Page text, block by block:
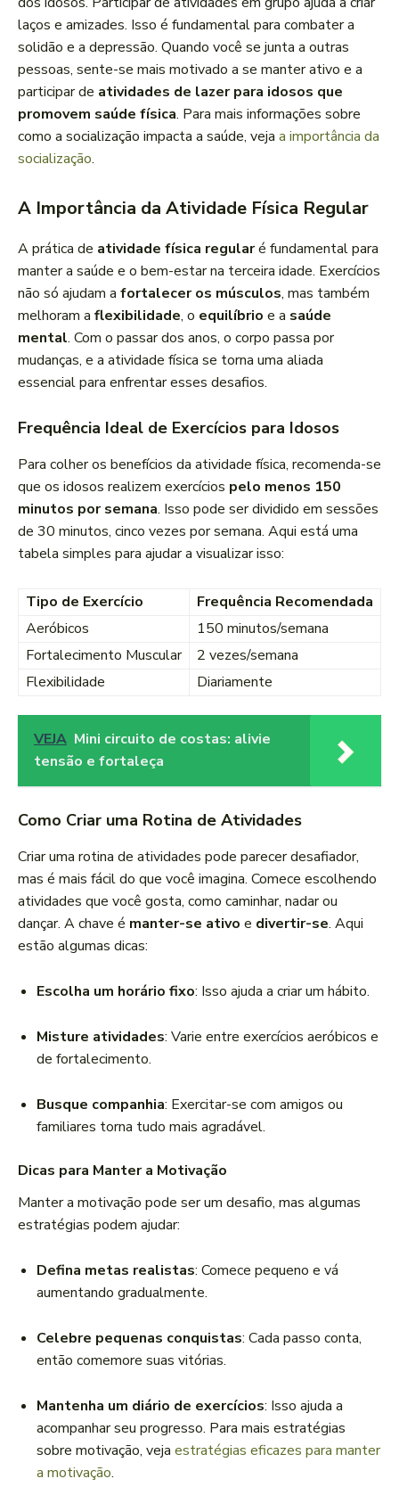
laços e amizades. Isso é fundamental para combater a
solidão e a depressão. Quando você se junta a outras
pessoas, sente-se mais motivado a se manter ativo e a
participar de atividades de lazer para idosos que
promovem saúde física. Para mais informações sobre
como a socialização impacta a saúde, veja a importância da
socialização.
A Importância da Atividade Física Regular
A prática de atividade física regularé fundamental para
manter a saúde e o bem-estar na terceira idade. Exercícios
não só ajudam a fortalecer os músculos, mas também
melhoram a flexibilidade, o equilíbrio e a saúde
mental. Com o passar dos anos, o corpo passa por
mudanças, e a atividade física se torna uma aliada
essencial para enfrentar esses desafios.
Frequência Ideal de Exercícios para Idosos
Para colher os benefícios da atividade física, recomenda-se
que os idosos realizem exercícios pelo menos 150
minutos por semana. Isso pode ser dividido em sessões
de 30 minutos, cinco vezes por semana. Aqui está uma
tabela simples para ajudar a visualizar isso:
Tipo de Exercício
Frequência Recomendada
Aeróbicos
150 minutos/semana
Fortalecimento Muscular
2 vezes/semana
Flexibilidade
Diariamente
VEJA Mini circuito de costas: alivie
tensão e fortaleça
Como Criar uma Rotina de Atividades
Criar uma rotina de atividades pode parecer desafiador,
mas é mais fácil do que você imagina. Comece escolhendo
atividades que você gosta, como caminhar, nadar ou
dançar. A chave é manter-se ativo e divertir-se. Aqui
estão algumas dicas:
Escolha um horário fixo: Isso ajuda a criar um hábito.
Misture atividades: Varie entre exercícios aeróbicos e
de fortalecimento.
Busque companhia: Exercitar-se com amigos ou
familiares torna tudo mais agradável.
Dicas para Manter a Motivação
Manter a motivação pode ser um desafio, mas algumas
estratégias podem ajudar:
Defina metas realistas: Comece pequeno e vá
aumentando gradualmente.
Celebre pequenas conquistas: Cada passo conta,
então comemore suas vitórias.
Mantenha um diário de exercícios: Isso ajuda a
acompanhar seu progresso. Para mais estratégias
sobre motivação, veja estratégias eficazes para manter
a motivação.